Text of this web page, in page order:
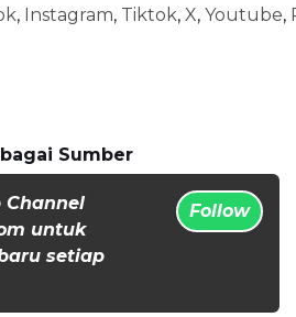
, Instagram, Tiktok, X, Youtube,
Sumber
Channel
untuk
setiap
Follow